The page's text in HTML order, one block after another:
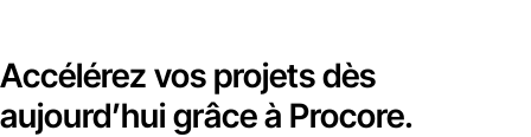
Accélérez vos projets dès
aujourd’hui grâce à Procore.